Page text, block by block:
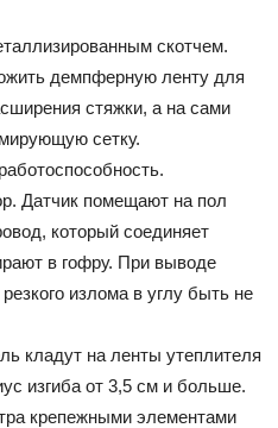
скотчем.
демпферную ленту для
стяжки, а на сами
сетку.
Датчик помещают на пол
который соединяет
в гофру. При выводе
излома в углу быть не
кладут на ленты утеплителя
изгиба от 3,5 см и больше.
крепежными элементами